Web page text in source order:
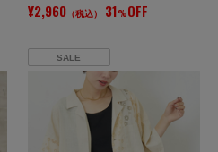
¥2,960（税込） 31%OFF
SALE